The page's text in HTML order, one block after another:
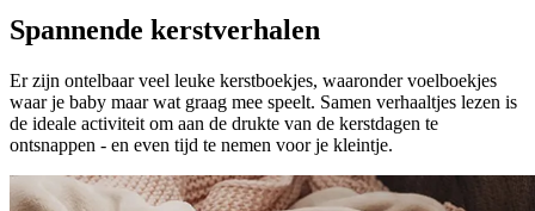
Spannende kerstverhalen
Er zijn ontelbaar veel leuke kerstboekjes, waaronder voelboekjes
waar je baby maar wat graag mee speelt. Samen verhaaltjes lezen is
de ideale activiteit om aan de drukte van de kerstdagen te
ontsnappen - en even tijd te nemen voor je kleintje.